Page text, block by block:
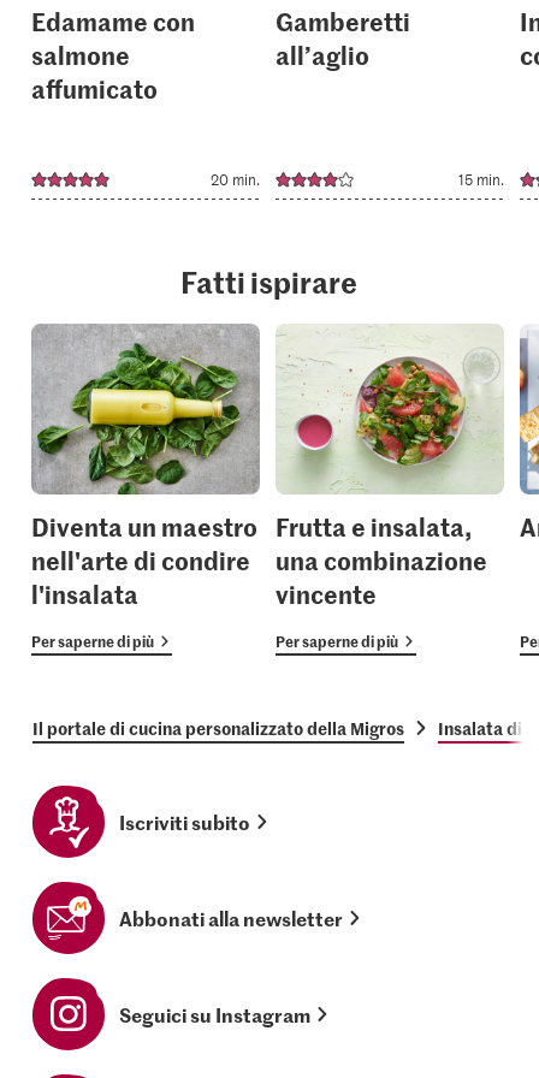
Edamame con
salmone
affumicato
20 min.
Gamberetti
all’aglio
15 min.
Fatti ispirare
Diventa un maestro
nell'arte di condire
l'insalata
Per saperne di più
Frutta e insalata,
una combinazione
vincente
Per saperne di più
Il portale di cucina personalizzato della Migros Insalata di
Iscriviti subito
Abbonati alla newsletter
Seguici su Instagram